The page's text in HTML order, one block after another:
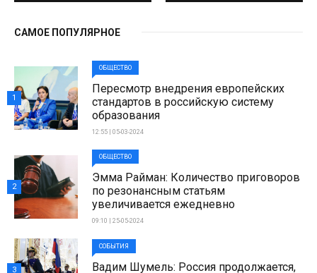
САМОЕ ПОПУЛЯРНОЕ
ОБЩЕСТВО
Пересмотр внедрения европейских
стандартов в российскую систему
образования
12:55 | 05-03-2024
1
ОБЩЕСТВО
Эмма Райман: Количество приговоров
по резонансным статьям
увеличивается ежедневно
09:10 | 25-05-2024
2
СОБЫТИЯ
Вадим Шумель: Россия продолжается,
3